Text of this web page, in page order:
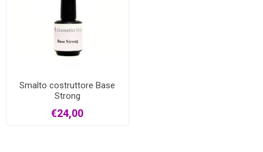
Smalto costruttore Base
Strong
€24,00